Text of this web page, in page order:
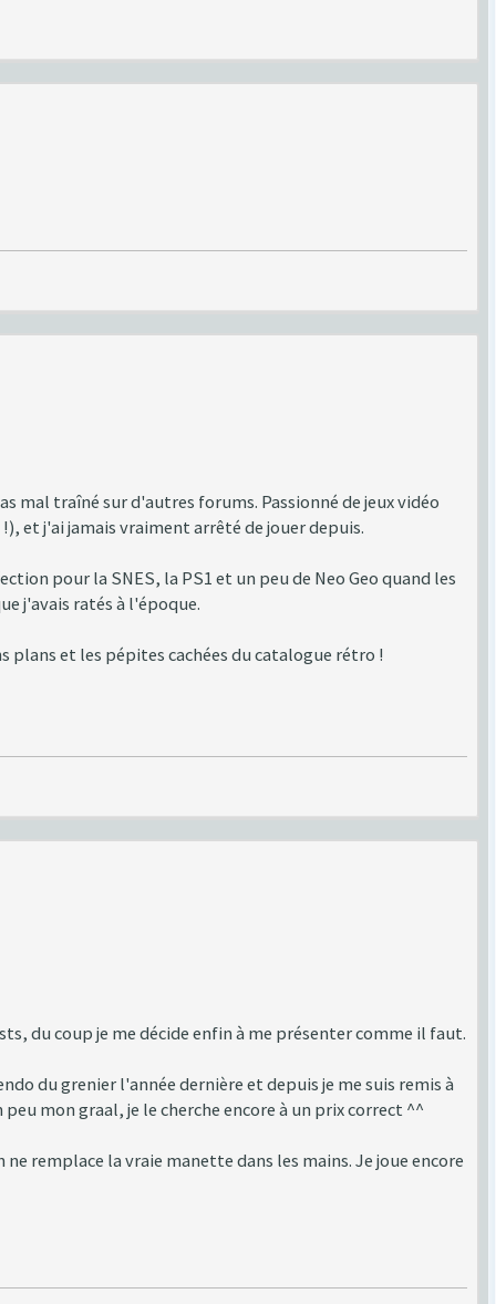
mal traîné sur d'autres forums. Passionné de jeux vidéo
et j'ai jamais vraiment arrêté de jouer depuis.
pour la SNES, la PS1 et un peu de Neo Geo quand les
j'avais ratés à l'époque.
plans et les pépites cachées du catalogue rétro !
du coup je me décide enfin à me présenter comme il faut.
du grenier l'année dernière et depuis je me suis remis à
mon graal, je le cherche encore à un prix correct ^^
remplace la vraie manette dans les mains. Je joue encore